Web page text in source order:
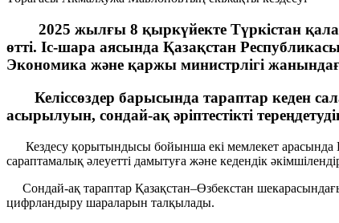
2025 жылғы 8 қыркүйекте Түркістан
өтті. Іс-шара аясында Қазақстан
Экономика және қаржы министрлігі
Келіссөздер барысында тараптар кеден
асырылуын, сондай-ақ әріптестікті
Кездесу қорытындысы бойынша екі мемлекет арасында
сараптамалық әлеуетті дамытуға және кедендік
Сондай-ақ тараптар Қазақстан–Өзбекстан шекарасындағы
цифрландыру шараларын талқылады.